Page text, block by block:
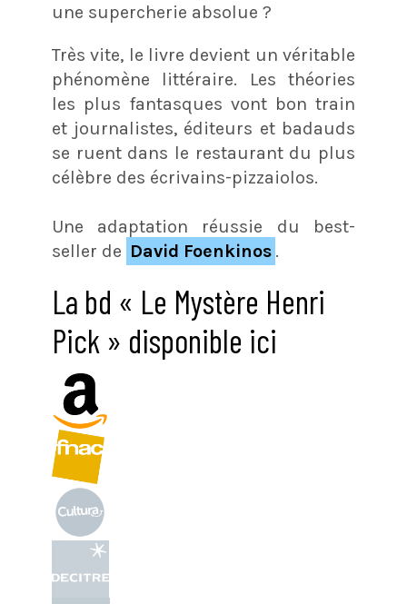
une supercherie absolue ?
Très vite, le livre devient un véritable
phénomène littéraire. Les théories
les plus fantasques vont bon train
et journalistes, éditeurs et badauds
se ruent dans le restaurant du plus
célèbre des écrivains-pizzaiolos.
Une adaptation réussie du best-
seller de David Foenkinos .
La bd « Le Mystère Henri
Pick » disponible ici